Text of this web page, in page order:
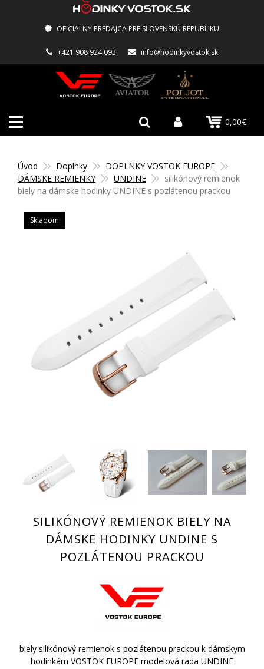
OFICIALNY PREDAJCA PRE SLOVENSKÚ REPUBLIKU
+421 908 924 093 info@hodinkyvostok.sk
0,00€
Úvod Doplnky
DOPLNKY VOSTOK EUROPE
DÁMSKE REMIENKY
UNDINE
silikónový remienok
biely na dámske hodinky UNDINE s pozlátenou prackou
Skladom
SILIKÓNOVÝ REMIENOK BIELY NA
DÁMSKE HODINKY UNDINE S
POZLÁTENOU PRACKOU
biely silikónový remienok s pozlátenou prackou k dámskym
hodinkám VOSTOK EUROPE modelová rada UNDINE